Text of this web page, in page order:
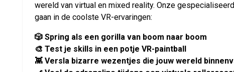
wereld van virtual en mixed reality. Onze
gaan in de coolste VR-ervaringen:
🎲 Spring als een gorilla van boom naar boom
🎨 Test je skills in een potje VR-paintball
👾 Versla bizarre wezentjes die jouw wereld